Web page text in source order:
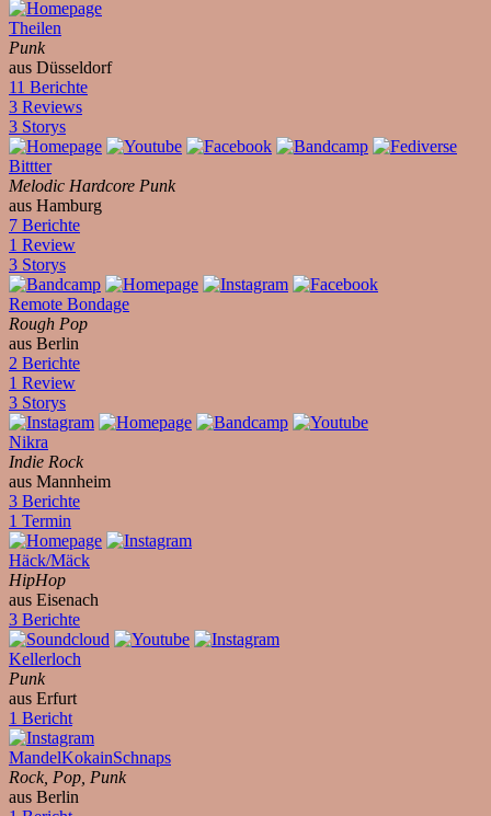
Theilen
Punk
aus Düsseldorf
11 Berichte
3 Reviews
3 Storys
Bittter
Melodic Hardcore Punk
aus Hamburg
7 Berichte
1 Review
3 Storys
Remote Bondage
Rough Pop
aus Berlin
2 Berichte
1 Review
3 Storys
Nikra
Indie Rock
aus Mannheim
3 Berichte
1 Termin
Häck/Mäck
HipHop
aus Eisenach
3 Berichte
Kellerloch
Punk
aus Erfurt
1 Bericht
MandelKokainSchnaps
Rock, Pop, Punk
aus Berlin